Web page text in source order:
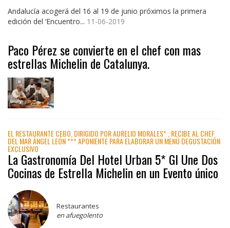
Andalucía acogerá del 16 al 19 de junio próximos la primera
edición del ‘Encuentro... 11-06-2019
Paco Pérez se convierte en el chef con mas
estrellas Michelin de Catalunya.
EL RESTAURANTE CEBO, DIRIGIDO POR AURELIO MORALES* , RECIBE AL CHEF
DEL MAR ÁNGEL LEÓN *** APONIENTE PARA ELABORAR UN MENÚ DEGUSTACIÓN
EXCLUSIVO
La Gastronomía Del Hotel Urban 5* Gl Une Dos
Cocinas de Estrella Michelin en un Evento único
Restaurantes
en afuegolento